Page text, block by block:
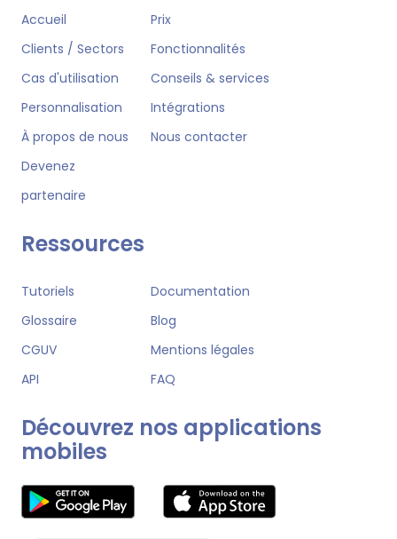
Accueil
Prix
Clients / Sectors
Fonctionnalités
Cas d'utilisation
Conseils & services
Personnalisation
Intégrations
À propos de nous
Nous contacter
Devenez
partenaire
Ressources
Tutoriels
Documentation
Glossaire
Blog
CGUV
Mentions légales
API
FAQ
Découvrez nos applications
mobiles